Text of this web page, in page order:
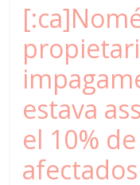
estava
el 10%